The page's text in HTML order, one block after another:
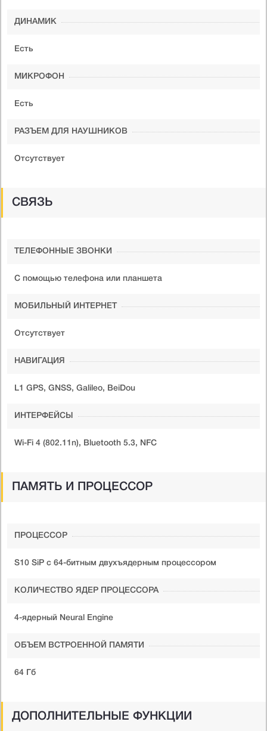
ДИНАМИК
Есть
МИКРОФОН
Есть
РАЗЪЕМ ДЛЯ НАУШНИКОВ
Отсутствует
СВЯЗЬ
ТЕЛЕФОННЫЕ ЗВОНКИ
С помощью телефона или планшета
МОБИЛЬНЫЙ ИНТЕРНЕТ
Отсутствует
НАВИГАЦИЯ
L1 GPS, GNSS, Galileo, BeiDou
ИНТЕРФЕЙСЫ
Wi-Fi 4 (802.11n), Bluetooth 5.3, NFC
ПАМЯТЬ И ПРОЦЕССОР
ПРОЦЕССОР
S10 SiP с 64-битным двухъядерным процессором
КОЛИЧЕСТВО ЯДЕР ПРОЦЕССОРА
4-ядерный Neural Engine
ОБЪЕМ ВСТРОЕННОЙ ПАМЯТИ
64 Гб
ДОПОЛНИТЕЛЬНЫЕ ФУНКЦИИ